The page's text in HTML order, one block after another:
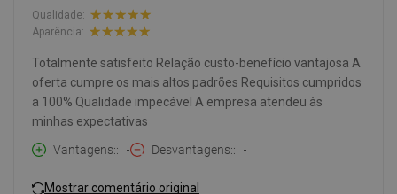
Qualidade:
Aparência:
Totalmente satisfeito Relação custo-benefício vantajosa A
oferta cumpre os mais altos padrões Requisitos cumpridos
a 100% Qualidade impecável A empresa atendeu às
minhas expectativas
Vantagens:
- Desvantagens: -
Mostrar comentário original